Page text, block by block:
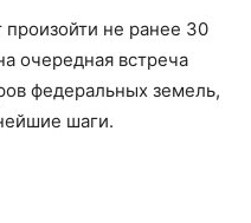
не ранее 30
очередная встреча
федеральных земель,
шаги.